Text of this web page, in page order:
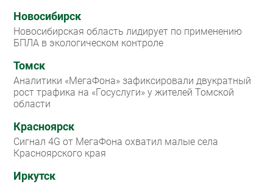
Новосибирск
Новосибирская область лидирует по применению
БПЛА в экологическом контроле
Томск
Аналитики «МегаФона» зафиксировали двукратный
рост трафика на «Госуслуги» у жителей Томской
области
Красноярск
Сигнал 4G от МегаФона охватил малые села
Красноярского края
Иркутск